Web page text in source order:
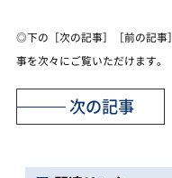
◎下の［次の記事］［前の記事
事を次々にご覧いただけます。
次の記事